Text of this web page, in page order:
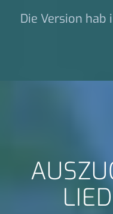
Die Version hab